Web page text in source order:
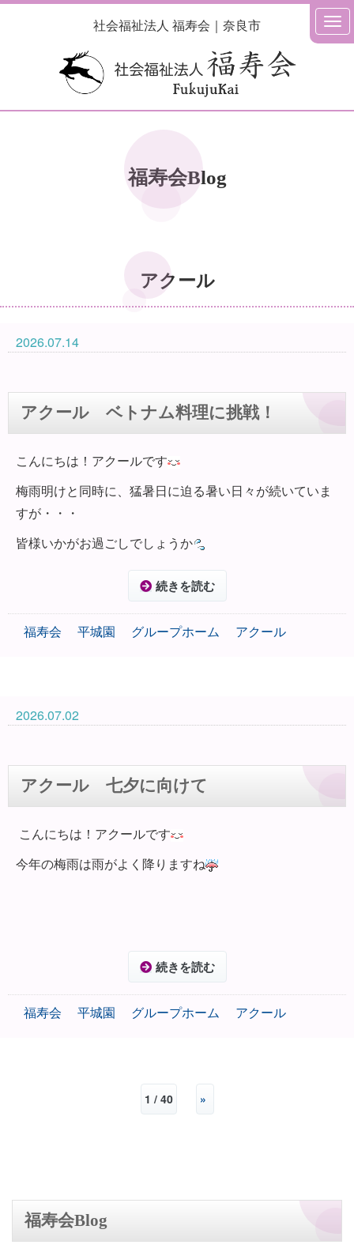
社会福祉法人 福寿会｜奈良市
福寿会Blog
アクール
2026.07.14
アクール ベトナム料理に挑戦！
こんにちは！アクールです
梅雨明けと同時に、猛暑日に迫る暑い日々が続いていま
すが・・・
皆様いかがお過ごしでしょうか
続きを読む
福寿会 平城園 グループホーム アクール
2026.07.02
アクール 七夕に向けて
こんにちは！アクールです
今年の梅雨は雨がよく降りますね
続きを読む
福寿会 平城園 グループホーム アクール
1 / 40 »
福寿会Blog